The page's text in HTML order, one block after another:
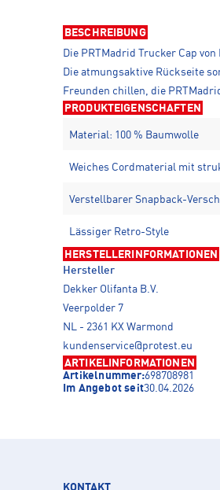
BESCHREIBUNG
Die PRTMadrid Trucker Cap
Die atmungsaktive Rückseite
Freunden chillen, die
PRODUKTEIGENSCHAFTEN
Material: 100 % Baumwolle
Weiches Cordmaterial mit
Verstellbarer Snapback-
Lässiger Retro-Style
HERSTELLERINFORMATIONEN
Hersteller
Dekker Olifanta B.V.
Veerpolder 7
NL - 2361 KX Warmond
kundenservice@protest.eu
ARTIKELINFORMATIONEN
Artikelnummer:698708981
Im Angebot seit30.04.2026